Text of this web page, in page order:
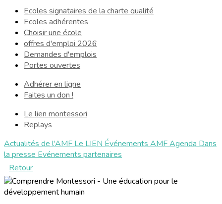
Ecoles signataires de la charte qualité
Ecoles adhérentes
Choisir une école
offres d'emploi 2026
Demandes d'emplois
Portes ouvertes
Adhérer en ligne
Faites un don !
Le lien montessori
Replays
Actualités de l'AMF Le LIEN Événements AMFAgenda Dans
la presse Evénements partenaires
Retour